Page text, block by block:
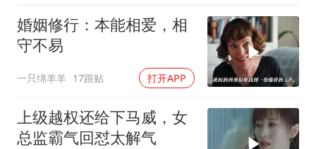
婚姻修行：本能相爱，相
守不易
一只绵羊羊 17跟贴 打开APP
上级越权还给下马威，女
总监霸气回怼太解气